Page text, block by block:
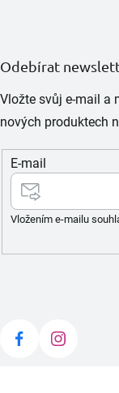
Odebírat
Vložte svůj e-mail a
nových produktech
E-mail
Vložením e-mailu